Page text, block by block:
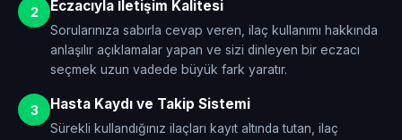
2 Eczacıyla İletişim Kalitesi
Sorularınıza sabırla cevap veren, ilaç kullanımı hakkında
anlaşılır açıklamalar yapan ve sizi dinleyen bir eczacı
seçmek uzun vadede büyük fark yaratır.
3 Hasta Kaydı ve Takip Sistemi
Sürekli kullandığınız ilaçları kayıt altında tutan, ilaç